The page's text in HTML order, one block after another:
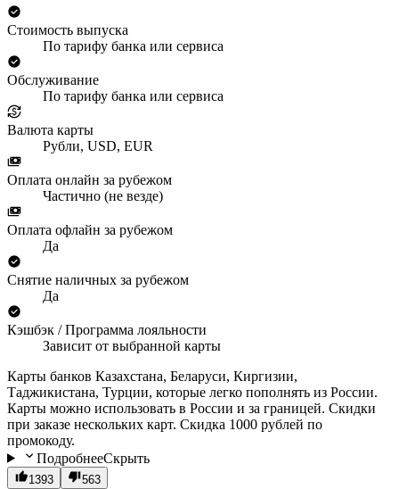
Стоимость выпуска
По тарифу банка или сервиса
Обслуживание
По тарифу банка или сервиса
Валюта карты
Рубли, USD, EUR
Оплата онлайн за рубежом
Частично (не везде)
Оплата офлайн за рубежом
Да
Снятие наличных за рубежом
Да
Кэшбэк / Программа лояльности
Зависит от выбранной карты
Карты банков Казахстана, Беларуси, Киргизии,
Таджикистана, Турции, которые легко пополнять из России.
Карты можно использовать в России и за границей. Скидки
при заказе нескольких карт. Скидка 1000 рублей по
промокоду.
ПодробнееСкрыть
1393 563